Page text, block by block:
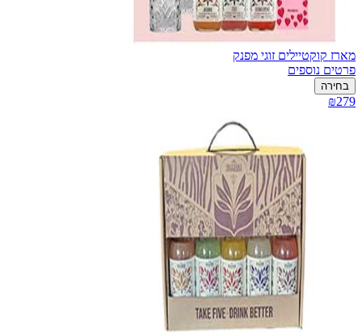
מארז קוקטיילים זוגי מפנק
פרטים נוספים
בחירה
₪279